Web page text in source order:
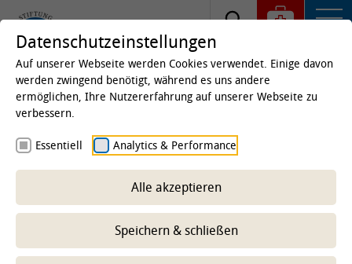
Tag des Virtuellen Zentrums für
Reproduktionsmedizin
15.07.2026, 14:15 Uhr - 16.07.2025, 16:45 Uhr
Reproduktionsmedizinische Einheit der
Kliniken
Datenschutzeinstellungen
Auf unserer Webseite werden Cookies verwendet. Einige davon
werden zwingend benötigt, während es uns andere
ermöglichen, Ihre Nutzererfahrung auf unserer Webseite zu
verbessern.
Essentiell Analytics & Performance
Alle akzeptieren
Speichern & schließen